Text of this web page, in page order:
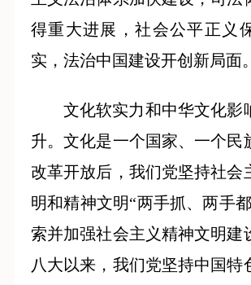
得重大进展，社会公平正义
实，法治中国建设开创新局面。
文化软实力和中华文化影
升。文化是一个国家、一个民
改革开放后，我们党坚持社会
明和精神文明“两手抓、两手
索并加强社会主义精神文明建
八大以来，我们党坚持中国特